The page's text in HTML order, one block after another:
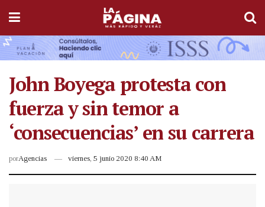
John Boyega protesta con
fuerza y sin temor a
‘consecuencias’ en su carrera
porAgencias viernes, 5 junio 2020 8:40 AM